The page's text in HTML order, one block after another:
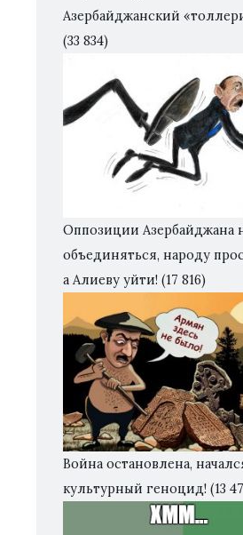
Азербайджанский
(33 834)
Оппозиции Азербайджана
объединяться, народу
а Алиеву уйти! (17 816)
Война остановлена,
культурный геноцид! (13